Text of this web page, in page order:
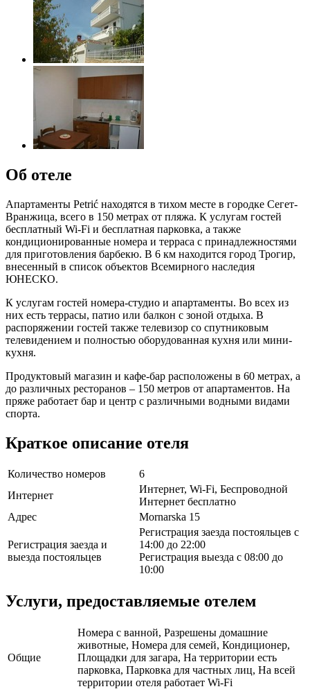
Об отеле
Апартаменты Petrić находятся в тихом месте в городке Сегет-
Вранжица, всего в 150 метрах от пляжа. К услугам гостей
бесплатный Wi-Fi и бесплатная парковка, а также
кондиционированные номера и терраса с принадлежностями
для приготовления барбекю. В 6 км находится город Трогир,
внесенный в список объектов Всемирного наследия
ЮНЕСКО.
К услугам гостей номера-студио и апартаменты. Во всех из
них есть террасы, патио или балкон с зоной отдыха. В
распоряжении гостей также телевизор со спутниковым
телевидением и полностью оборудованная кухня или мини-
кухня.
Продуктовый магазин и кафе-бар расположены в 60 метрах, а
до различных ресторанов – 150 метров от апартаментов. На
пряже работает бар и центр с различными водными видами
спорта.
Краткое описание отеля
Количество номеров
6
Интернет
Интернет, Wi-Fi, Беспроводной
Интернет бесплатно
Адрес
Mornarska 15
Регистрация заезда и
выезда постояльцев
Регистрация заезда постояльцев с
14:00 до 22:00
Регистрация выезда с 08:00 до
10:00
Услуги, предоставляемые отелем
Общие
Номера с ванной, Разрешены домашние
животные, Номера для семей, Кондиционер,
Площадки для загара, На территории есть
парковка, Парковка для частных лиц, На всей
территории отеля работает Wi-Fi